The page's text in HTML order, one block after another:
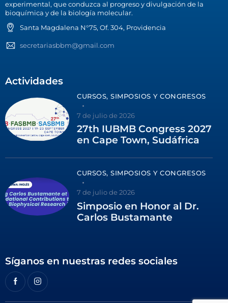
experimental, que conduzca al progreso y divulgación de la
bioquímica y de la biología molecular.
Santa Magdalena N°75, Of. 304, Providencia
secretariasbbm@gmail.com
Actividades
CURSOS, SIMPOSIOS Y CONGRESOS
7 de julio de 2026
27th IUBMB Congress 2027
en Cape Town, Sudáfrica
CURSOS, SIMPOSIOS Y CONGRESOS
7 de julio de 2026
Simposio en Honor al Dr.
Carlos Bustamante
Síganos en nuestras redes sociales